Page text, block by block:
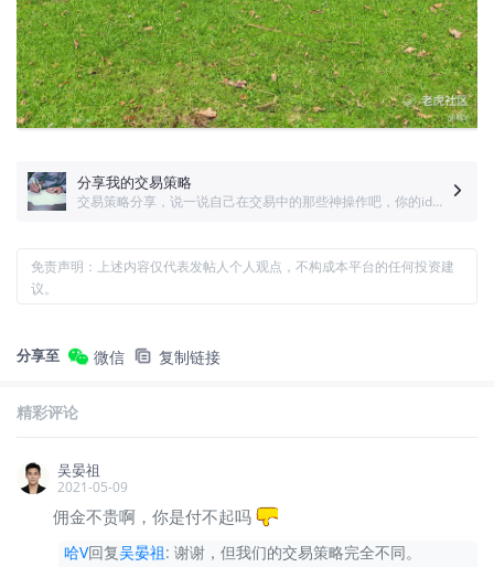
分享我的交易策略
交易策略分享，说一说自己在交易中的那些神操作吧，你的idea说不定价值百万！
免责声明：上述内容仅代表发帖人个人观点，不构成本平台的任何投资建
议。
分享至 微信 复制链接
精彩评论
吴晏祖
2021-05-09
佣金不贵啊，你是付不起吗
哈V回复吴晏祖: 谢谢，但我们的交易策略完全不同。